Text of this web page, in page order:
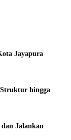
Jayapura
hingga
Jalankan